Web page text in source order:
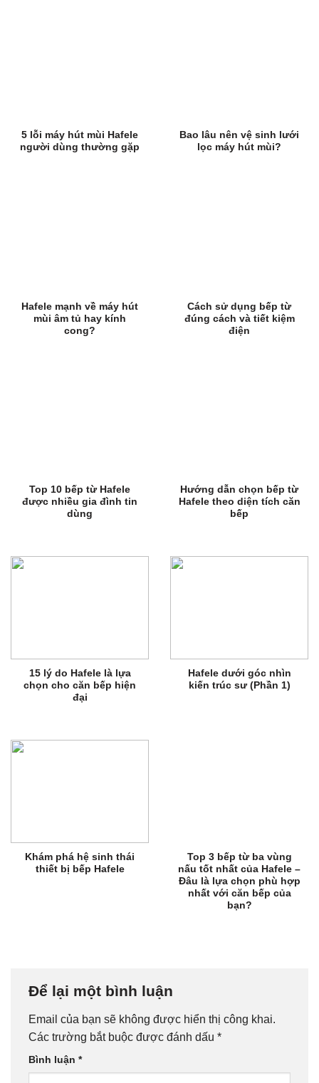
5 lỗi máy hút mùi Hafele
người dùng thường gặp
Bao lâu nên vệ sinh lưới
lọc máy hút mùi?
Hafele mạnh về máy hút
mùi âm tủ hay kính
cong?
Cách sử dụng bếp từ
đúng cách và tiết kiệm
điện
Top 10 bếp từ Hafele
được nhiều gia đình tin
dùng
Hướng dẫn chọn bếp từ
Hafele theo diện tích căn
bếp
15 lý do Hafele là lựa
chọn cho căn bếp hiện
đại
Hafele dưới góc nhìn
kiến trúc sư (Phần 1)
Khám phá hệ sinh thái
thiết bị bếp Hafele
Top 3 bếp từ ba vùng
nấu tốt nhất của Hafele –
Đâu là lựa chọn phù hợp
nhất với căn bếp của
bạn?
Để lại một bình luận
Email của bạn sẽ không được hiển thị công khai.
Các trường bắt buộc được đánh dấu *
Bình luận *